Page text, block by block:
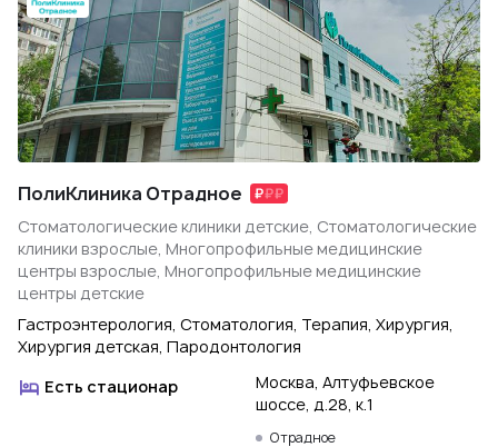
ПолиКлиника Отрадное
Стоматологические клиники детские, Стоматологические
клиники взрослые, Многопрофильные медицинские
центры взрослые, Многопрофильные медицинские
центры детские
Гастроэнтерология, Стоматология, Терапия, Хирургия,
Хирургия детская, Пародонтология
Есть стационар
Москва, Алтуфьевское
шоссе, д.28, к.1
Отрадное